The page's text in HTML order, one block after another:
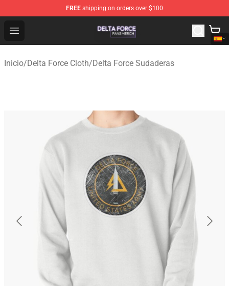
FREE shipping on orders over $100
Open menu
Delta Force Shop - Official Delta Force Merchandise
Inicio/Delta Force Cloth/Delta Force Sudaderas